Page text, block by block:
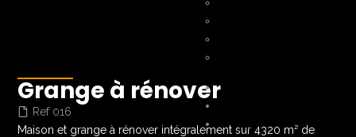
Blog
Grange à rénover
Ref 016
Maison et grange à rénover intégralement sur 4320 m² de